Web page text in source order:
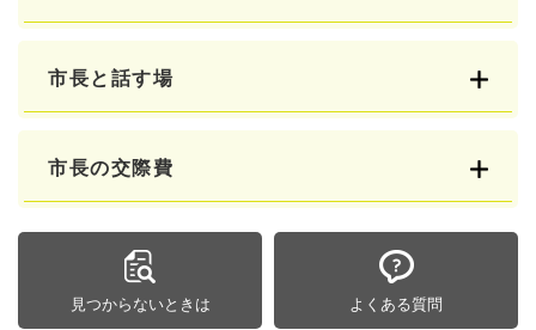
市長と話す場
市長の交際費
見つからないときは よくある質問